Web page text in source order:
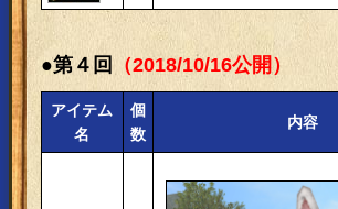
●第４回（2018/10/16公開）
アイテム
名
個
数
内容